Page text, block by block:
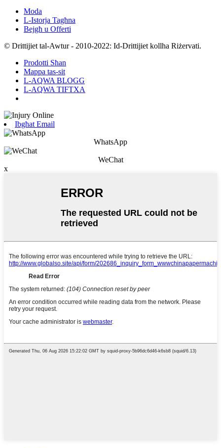
Moda
L-Istorja Tagħna
Bejgħ u Offerti
© Drittijiet tal-Awtur - 2010-2022: Id-Drittijiet kollha Riżervati.
Prodotti Sħan
Mappa tas-sit
L-AQWA BLOGG
L-AQWA TIFTXA
Ibgħat Email
WhatsApp
WeChat
x